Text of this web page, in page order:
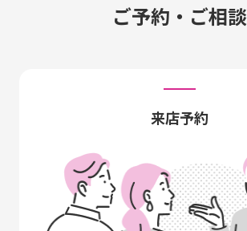
ご予約・ご相談
来店予約